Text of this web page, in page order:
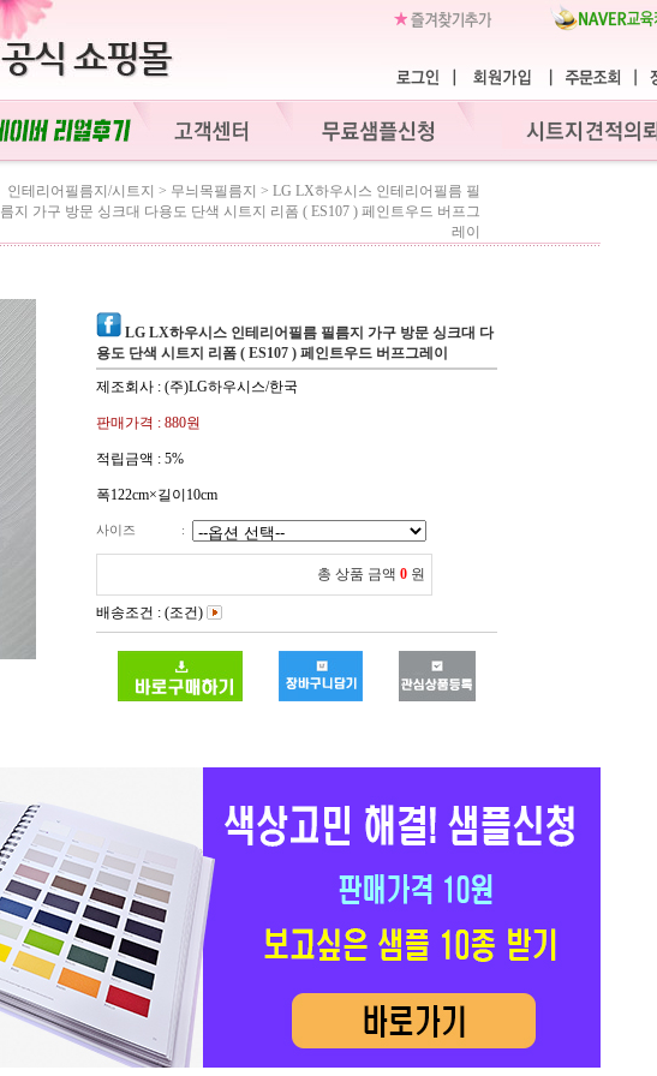
인테리어필름지/시트지 > 무늬목필름지 > LG LX하우시스 인테리어필름 필
름지 가구 방문 싱크대 다용도 단색 시트지 리폼 ( ES107 ) 페인트우드 버프그
레이
LG LX하우시스 인테리어필름 필름지 가구 방문 싱크대 다
용도 단색 시트지 리폼 ( ES107 ) 페인트우드 버프그레이
제조회사 : (주)LG하우시스/한국
판매가격 : 880원
적립금액 : 5%
폭122cm×길이10cm
사이즈 :
총 상품 금액 0 원
배송조건 : (조건)